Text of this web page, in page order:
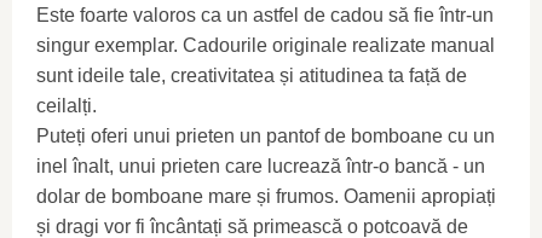
Este foarte valoros ca un astfel de cadou să fie într-un
singur exemplar. Cadourile originale realizate manual
sunt ideile tale, creativitatea și atitudinea ta față de
ceilalți.
Puteți oferi unui prieten un pantof de bomboane cu un
inel înalt, unui prieten care lucrează într-o bancă - un
dolar de bomboane mare și frumos. Oamenii apropiați
și dragi vor fi încântați să primească o potcoavă de